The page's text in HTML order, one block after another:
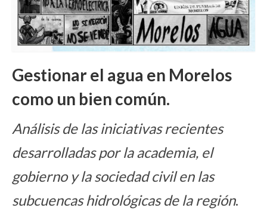
Gestionar el agua en Morelos
como un bien común.
Análisis de las iniciativas recientes
desarrolladas por la academia, el
gobierno y la sociedad civil en las
subcuencas hidrológicas de la región.